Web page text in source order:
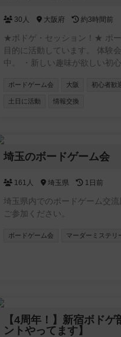
30人 大阪府 約3時間前
★ボドゲ・セッション！★ ボ
目的に活動しています。 体験
中。 ・新しい趣味が欲しい初
ストプレイヤーが欲しいクリ
さい！ https://
ボードゲーム会 大阪 初心者歓
土日に活動 情報交換
埼玉のボードゲーム会
161人 埼玉県 1日前
埼玉県内でのボードゲーム交流用コ
ご参加ください。
ボードゲーム会 マーダーミステリ
【4周年！】新宿ボド
ントやってます】